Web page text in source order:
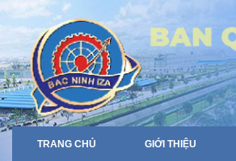
TRANG CHỦ GIỚI THIỆU